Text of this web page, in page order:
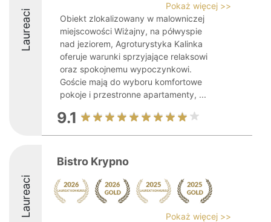
Laureaci
Pokaż więcej >>
Obiekt zlokalizowany w malowniczej
miejscowości Wiżajny, na półwyspie
nad jeziorem, Agroturystyka Kalinka
oferuje warunki sprzyjające relaksowi
oraz spokojnemu wypoczynkowi.
Goście mają do wyboru komfortowe
pokoje i przestronne apartamenty, ...
9.1
Laureaci
Bistro Krypno
Pokaż więcej >>